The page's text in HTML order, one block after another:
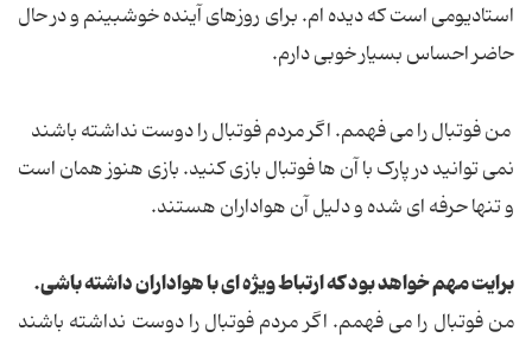
استادیومی است که دیده ام. برای روزهای آینده خوشبینم و در حال
حاضر احساس بسیار خوبی دارم.
من فوتبال را می فهمم. اگر مردم فوتبال را دوست نداشته باشند
نمی توانید در پارک با آن ها فوتبال بازی کنید. بازی هنوز همان است
و تنها حرفه ای شده و دلیل آن هواداران هستند.
برایت مهم خواهد بود که ارتباط ویژه ای با هواداران داشته باشی.
من فوتبال را می فهمم. اگر مردم فوتبال را دوست نداشته باشند